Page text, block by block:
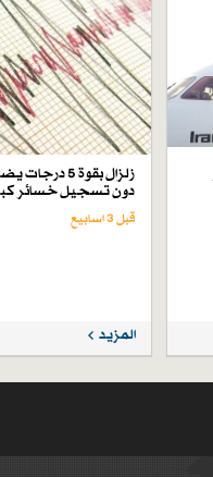
زلزال بقوة
دون تسجيل خسائر
قبل 3 اسابیع
المزيد